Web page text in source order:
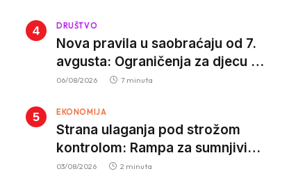
DRUŠTVO
Nova pravila u saobraćaju od 7.
avgusta: Ograničenja za djecu na
trotinetima i mlade vozače, veće
djece
06/08/2026 7 minuta
EKONOMIJA
Strana ulaganja pod strožom
kontrolom: Rampa za sumnjivi
kapital
03/08/2026 2 minuta